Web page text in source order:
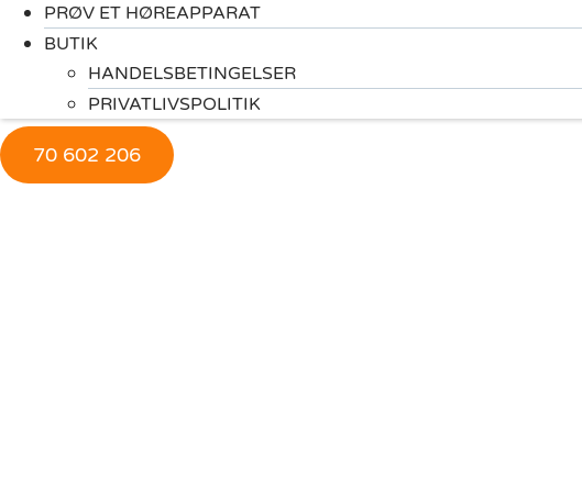
PRØV ET HØREAPPARAT
BUTIK
HANDELSBETINGELSER
PRIVATLIVSPOLITIK
70 602 206